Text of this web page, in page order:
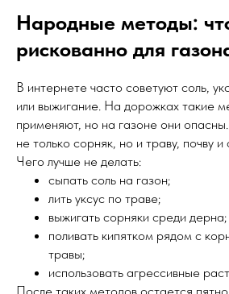
Народные методы:
рискованно для
В интернете часто советуют соль,
или выжигание. На дорожках такие
применяют, но на газоне они
не только сорняк, но и траву, почву
Чего лучше не делать:
сыпать соль на газон;
лить уксус по траве;
выжигать сорняки среди дерна;
поливать кипятком рядом с
травы;
использовать агрессивные
После таких методов остается